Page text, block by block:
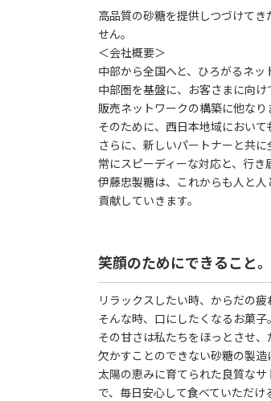
高品質の砂糖を提供しつづけて
せん。
＜会社概要＞
中部から全国へと、ひろがるネッ
中部圏を基盤に、お客さまに向
販売ネットワークの構築に他なり
そのために、西日本地域において
さらに、新しいパートナーと共
常にスピーディーな対応と、行き
伊藤忠製糖は、これからも人と
貢献していきます。
笑顔のためにできること。
リラックスしたい時、からだの
そんな時、口にしたくなるお菓子。
その甘さは私たちをほっとさせ
欠かすことのできない砂糖の製造
太陽の恵みに育てられた良質な
で、毎日安心して食べていただ